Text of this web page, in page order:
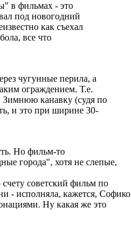
в фильмах - это
под новогодний
как съехал
все что
чугунные перила, а
ограждением. Т.е.
Зимнюю канавку (судя по
и это при ширине 30-
Но фильм-то
города", хотя не слепые,
советский фильм по
- исполняла, кажется, Софико
Ну какая же это